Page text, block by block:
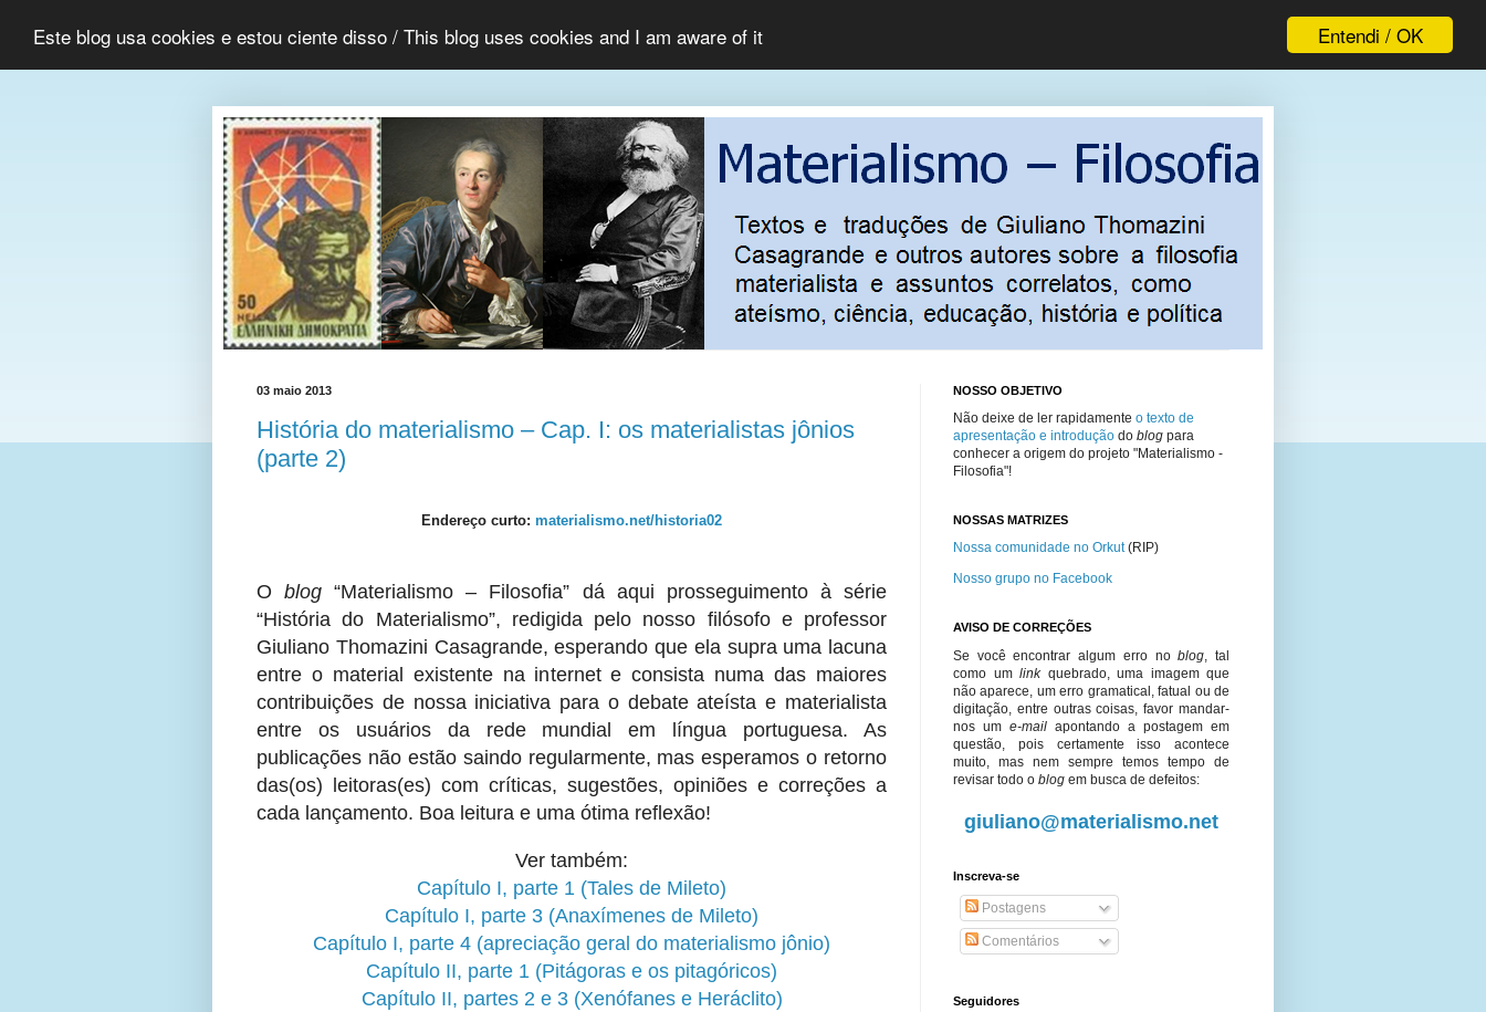
Entendi / OK
Este blog usa cookies e estou ciente disso / This blog uses cookies and I am aware of it
03 maio 2013
História do materialismo ‒ Cap. I: os materialistas jônios
(parte 2)
Endereço curto: materialismo.net/historia02
Oblog “Materialismo ‒ Filosofia” dá aqui prosseguimento à série
“História do Materialismo”, redigida pelo nosso filósofo e professor
Giuliano Thomazini Casagrande, esperando que ela supra uma lacuna
entre o material existente na internet e consista numa das maiores
contribuições de nossa iniciativa para o debate ateísta e materialista
entre os usuários da rede mundial em língua portuguesa. As
publicações não estão saindo regularmente, mas esperamos o retorno
das(os) leitoras(es) com críticas, sugestões, opiniões e correções a
cada lançamento. Boa leitura e uma ótima reflexão!
Ver também:
Capítulo I, parte 1 (Tales de Mileto)
Capítulo I, parte 3 (Anaxímenes de Mileto)
Capítulo I, parte 4 (apreciação geral do materialismo jônio)
Capítulo II, parte 1 (Pitágoras e os pitagóricos)
Capítulo II, partes 2 e 3 (Xenófanes e Heráclito)
NOSSO OBJETIVO
Não deixe de ler rapidamente o texto de
apresentação e introdução do blog para
conhecer a origem do projeto "Materialismo -
Filosofia"!
NOSSAS MATRIZES
Nossa comunidade no Orkut(RIP)
Nosso grupo no Facebook
AVISO DE CORREÇÕES
Se você encontrar algum erro noblog, tal
como um linkquebrado, uma imagem que
não aparece, um erro gramatical, fatual ou de
digitação, entre outras coisas, favor mandar-
nos um e-mail apontando a postagem em
questão, pois certamente isso acontece
muito, mas nem sempre temos tempo de
revisar todo o blog em busca de defeitos:
giuliano@materialismo.net
Inscreva-se
Postagens
Comentários
Seguidores